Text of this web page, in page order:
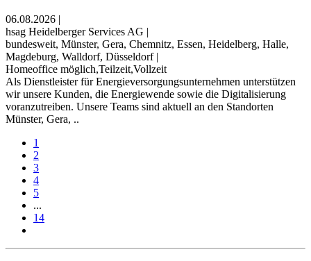
06.08.2026 |
hsag Heidelberger Services AG |
bundesweit, Münster, Gera, Chemnitz, Essen, Heidelberg, Halle,
Magdeburg, Walldorf, Düsseldorf |
Homeoffice möglich,Teilzeit,Vollzeit
Als Dienstleister für Energieversorgungsunternehmen unterstützen
wir unsere Kunden, die Energiewende sowie die Digitalisierung
voranzutreiben. Unsere Teams sind aktuell an den Standorten
Münster, Gera, ..
1
2
3
4
5
...
14